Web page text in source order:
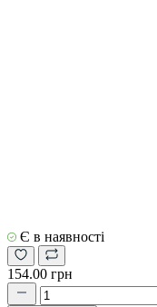
Є в наявності
154.00 грн